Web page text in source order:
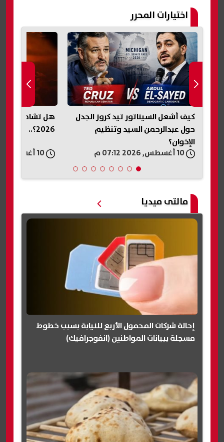
اختيارات المحرر
كيف أشعل السيناتور تيد كروز الجدل
حول عبدالرحمن السيد وتنظيم
الإخوان؟
هل تشاهد
2026؟.. تفاصيل الظاهرة الفلكية
مالتى ميديا
إحالة شركات المحمول الأربع للنيابة بسبب خطوط
مسجلة ببيانات المواطنين (انفوجرافيك)